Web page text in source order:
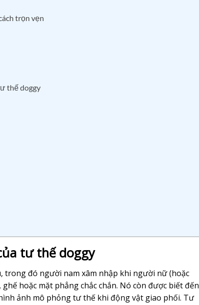
trọn vẹn
thế doggy
tư thế doggy
trong đó người nam xâm nhập khi người nữ (hoặc
hoặc mặt phẳng chắc chắn. Nó còn được biết đến
ảnh mô phỏng tư thế khi động vật giao phối. Tư